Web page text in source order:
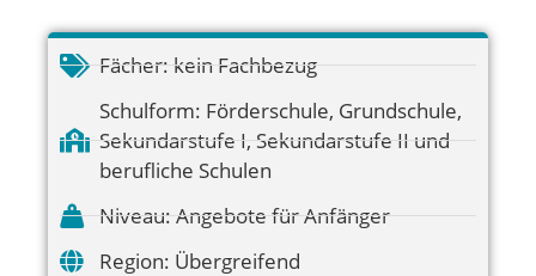
Fächer: kein Fachbezug
Schulform: Förderschule, Grundschule,
Sekundarstufe I, Sekundarstufe II und
berufliche Schulen
Niveau: Angebote für Anfänger
Region: Übergreifend